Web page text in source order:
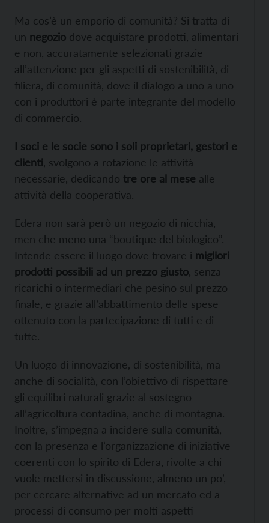
Ma cos’è un emporio di comunità? Si tratta di
un negozio dove acquistare prodotti, alimentari
e non, accuratamente selezionati grazie
all’attenzione per gli aspetti di sostenibilità, di
filiera, di comunità, dove il dialogo a uno a uno
con i produttori è parte integrante del modello
di commercio.
I soci e le socie sono i soli proprietari, gestori e
clienti , svolgono a rotazione le attività
necessarie, dedicando tre ore al mese alle
attività della cooperativa.
Edera non sarà però un negozio di nicchia,
men che meno una “boutique del biologico”.
Intende essere il luogo dove trovare i migliori
prodotti possibili ad un prezzo giusto , senza
ricarichi o intermediari che pesino sul prezzo
finale, e grazie all’abbattimento delle spese
ottenuto con la partecipazione di tutti e di
tutte.
Un luogo di innovazione, di sostenibilità, ma
anche di socialità, con l’obiettivo di rispettare
gli equilibri naturali grazie al sostegno
all’agricoltura contadina, anche di montagna.
Inoltre, s’impegna a incidere sulla comunità,
con la presenza e l’organizzazione di iniziative
coerenti con lo spirito di Edera, rivolte a chi
vuole mettersi in discussione, almeno un po’,
per cercare alternative ad un mercato ed a
processi di consumo per molti aspetti